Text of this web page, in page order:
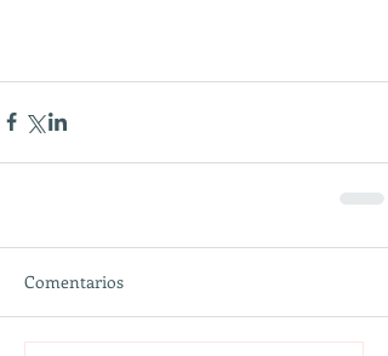
Comentarios